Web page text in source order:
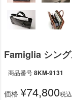
Famiglia シン
商品番号8KM-9131
価格 ¥74,800税込